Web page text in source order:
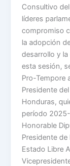
Consultivo
líderes
compromiso
la adopción
desarrollo y
esta sesión,
Pro-Tempore
Presidente
Honduras,
período
Honorable
Presidente
Estado Libre